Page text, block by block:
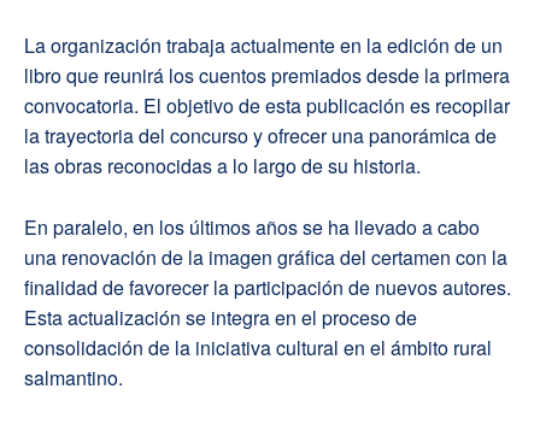
La organización trabaja actualmente en la edición de un
libro que reunirá los cuentos premiados desde la primera
convocatoria. El objetivo de esta publicación es recopilar
la trayectoria del concurso y ofrecer una panorámica de
las obras reconocidas a lo largo de su historia.
En paralelo, en los últimos años se ha llevado a cabo
una renovación de la imagen gráfica del certamen con la
finalidad de favorecer la participación de nuevos autores.
Esta actualización se integra en el proceso de
consolidación de la iniciativa cultural en el ámbito rural
salmantino.